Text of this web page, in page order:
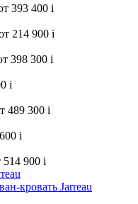
393 400 i
214 900 i
398 300 i
i
489 300 i
i
514 900 i
кровать Jarreau